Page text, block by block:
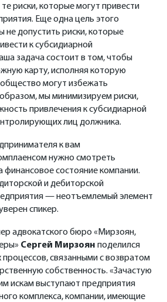
риски, которые могут привести
Еще одна цель этого
не допустить риски, которые
к субсидиарной
задача состоит в том, чтобы
карту, исполняя которую
могут избежать
мы минимизируем риски,
привлечения к субсидиарной
лиц должника.
к вам
нужно смотреть
финансовое состояние компании.
и дебиторской
— неотъемлемый элемент
спикер.
адвокатского бюро «Мирзоян,
Сергей Мирзоян поделился
процессов, связанными с возвратом
собственность. «Зачастую
искам выступают предприятия
комплекса, компании, имеющие